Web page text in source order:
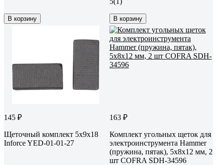
В корзину В корзину
145 ₽
Щеточный комплект 5х9х18
Inforce YED-01-01-27
163 ₽
Комплект угольных щеток для
электроинструмента Hammer
(пружина, пятак), 5x8х12 мм, 2
шт COFRA SDH-34596